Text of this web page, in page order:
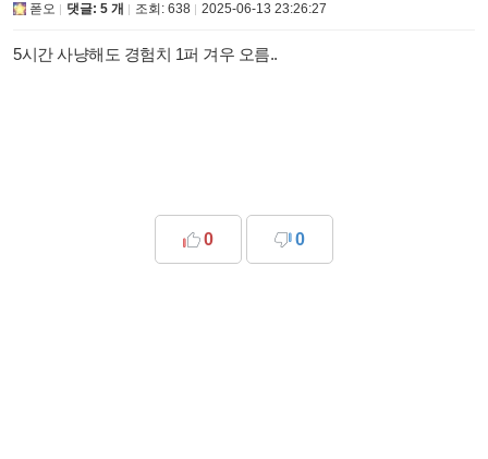
폳오 댓글: 5 개 조회: 638 2025-06-13 23:26:27
5시간 사냥해도 경험치 1퍼 겨우 오름..
0 0